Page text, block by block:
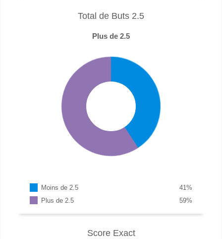
Total de Buts 2.5
Plus de 2.5
Moins de 2.5 %
41
Plus de 2.5
%
59
Score Exact